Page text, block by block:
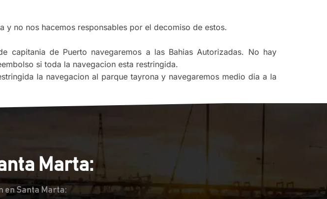
y no nos hacemos responsables por el decomiso de estos.
de Puerto navegaremos a las Bahias Autorizadas. No hay
si toda la navegacion esta restringida.
la navegacion al parque tayrona y navegaremos medio dia a la
Marta:
en Santa Marta: